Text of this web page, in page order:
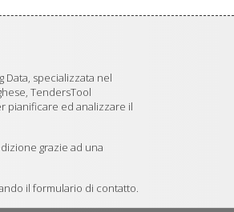
Data, specializzata nel
TendersTool
pianificare ed analizzare il
grazie ad una
il formulario di contatto.